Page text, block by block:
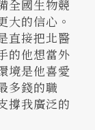
全國生物競
大的信心。
直接把北醫
的他想當外
境是他喜愛
多錢的職
撐我廣泛的